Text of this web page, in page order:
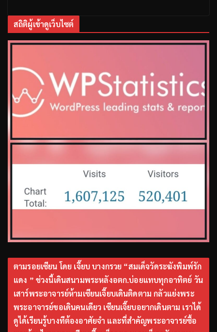
สถิติผู้เข้าดูเว็บไซต์
ตามรอยเซียน โดย เจี๊ยบ บางกรวย “สมเด็จวัดระฆังพิมพ์รัก
แดง ” ช่วงนี้เดินสนามพระหลังอตก.บ่อยแทบทุกอาทิตย์ วัน
เสาร์พระอาจารย์ห้ามเซียนเจี๊ยบเดินติดตาม กลัวแย่งพระ
พระอาจารย์ขอเดินคนเดียว เซียนเจี๊ยบอยากเดินตาม เราได้
ดูได้เรียนรู้บางทีต้องอาศัยจำ และที่สำคัญพระอาจารย์ซื้อ